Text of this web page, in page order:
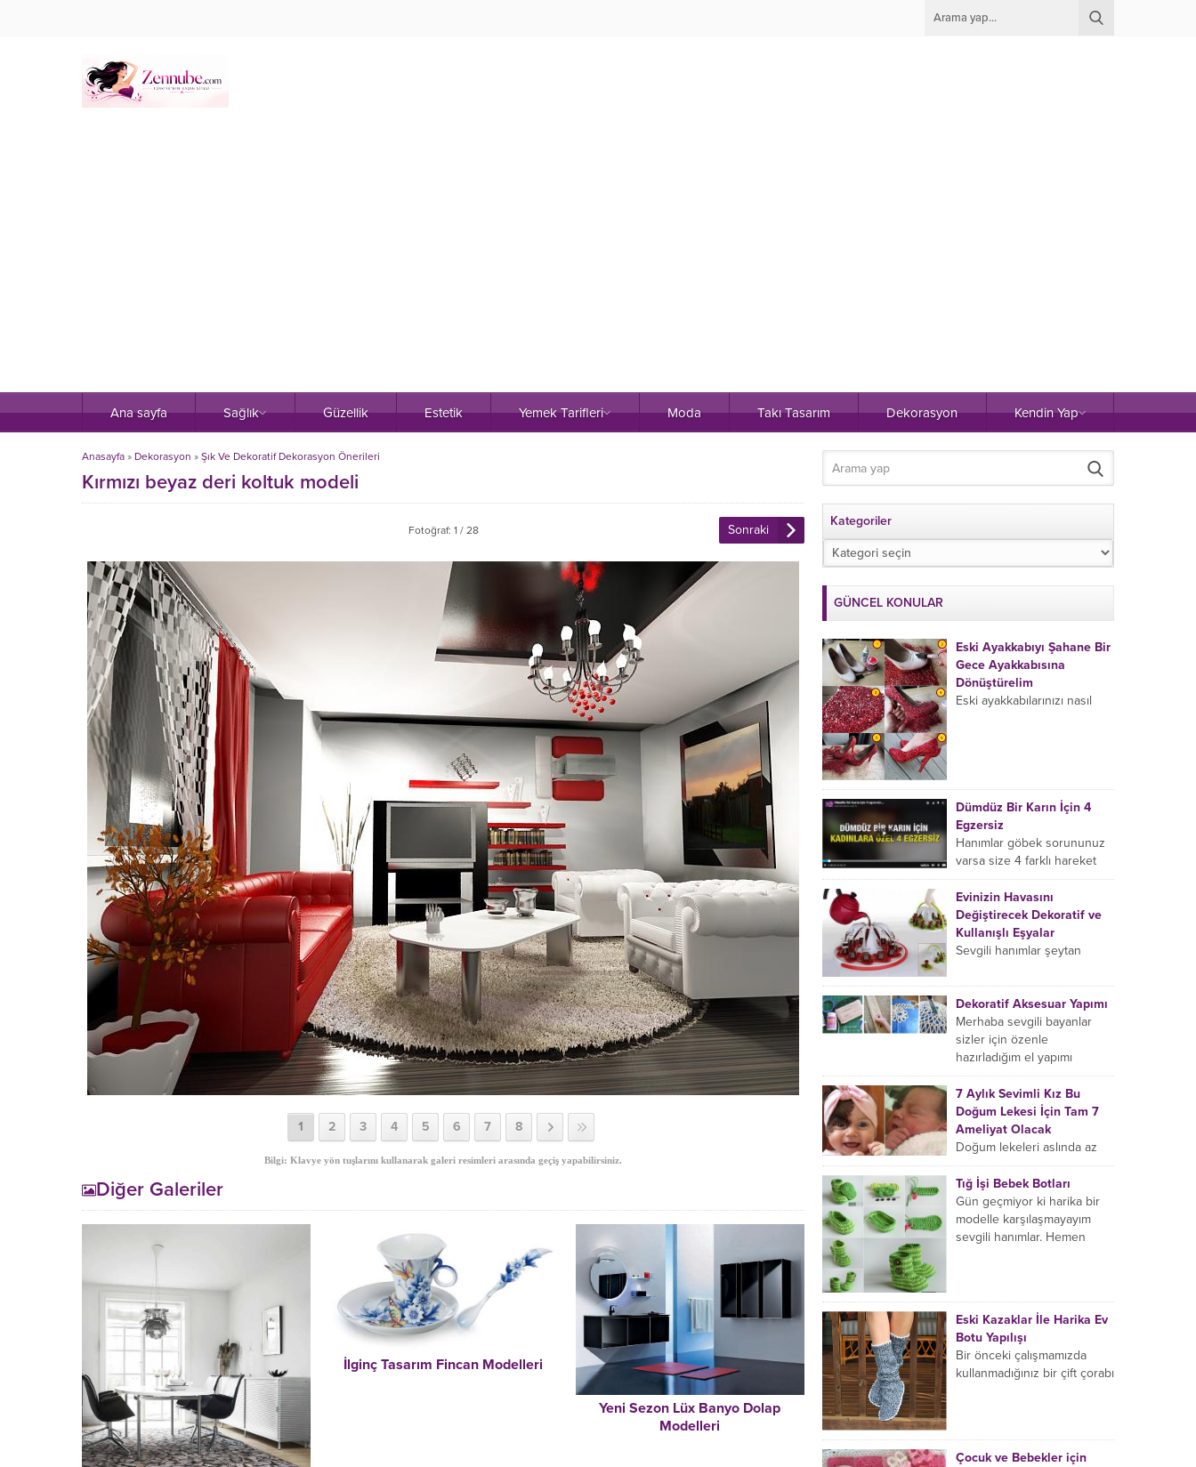
Ana sayfa Sağlık Güzellik Estetik Yemek Tarifleri Moda Takı Tasarım Dekorasyon Kendin Yap
Anasayfa » Dekorasyon » Şık Ve Dekoratif Dekorasyon Önerileri
Kırmızı beyaz deri koltuk modeli
Fotoğraf: 1 / 28 Sonraki
1 2 3 4 5 6 7 8
Bilgi: Klavye yön tuşlarını kullanarak galeri resimleri arasında geçiş yapabilirsiniz.
Diğer Galeriler
İlginç Tasarım Fincan Modelleri
Yeni Sezon Lüx Banyo Dolap
Modelleri
Kategoriler
Kategoriler
GÜNCEL KONULAR
Eski Ayakkabıyı Şahane Bir
Gece Ayakkabısına
Dönüştürelim
Eski ayakkabılarınızı nasıl
atmaya da kıyamadığınız,
belki taaa gelinlik
zamanınızdan...
Dümdüz Bir Karın İçin 4
Egzersiz
Hanımlar göbek sorununuz
varsa size 4 farklı hareket
göstereceğiz, bu 4 farklı
hareketin her birini sadece 2
dakika yapacaksınız yani...
Evinizin Havasını
Değiştirecek Dekoratif ve
Kullanışlı Eşyalar
Sevgili hanımlar şeytan
eviniz için birbirinden şık,
modern ve farklı ev
aksesuar ve eşyalarını bir
araya...
Dekoratif Aksesuar Yapımı
Merhaba sevgili bayanlar
sizler için özenle
hazırladığım el yapımı
aksesuar modellerini
inceledikten sonra evimizde
kendi emeğimiz olan
tasarımları sergileme ve...
7 Aylık Sevimli Kız Bu
Doğum Lekesi İçin Tam 7
Ameliyat Olacak
Doğum lekeleri aslında az
rastlanan bir durum değil,
ancak bu minik sevimli kızın
neredeyse yüzünün yarısını
kaplamış durumda.
Avustralya’nın Towradji
Tığ İşi Bebek Botları
Gün geçmiyor ki harika bir
modelle karşılaşmayayım
sevgili hanımlar. Hemen
Eski Kazaklar İle Harika Ev
Botu Yapılışı
Bir önceki çalışmamızda
kullanmadığınız bir çift çorabı
hanımlar. Şimdi de...
Çocuk ve Bebekler için